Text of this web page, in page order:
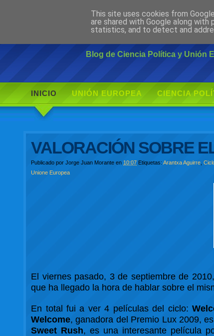
Ciudadano
Blog de Ciencia Política y Unión
INICIO UNIÓN EUROPEA CIENCIA
VALORACIÓN SOBRE
Publicado porJorge Juan Morante en 10:07 Etiquetas:Arantxa Aguirre ,
Unione Europea
El viernes pasado, 3 de septiembre de
que ha llegado la hora de hablar sobre el
En total fui a ver 4 películas del ciclo:
Welcome, ganadora del Premio Lux 2009,
Sweet Rush, es una interesante película
This site uses cookies from
are shared with Google along
statistics, and to detect and